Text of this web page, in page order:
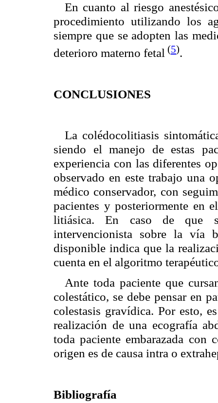
En cuanto al riesgo
procedimiento utilizando los
siempre que se adopten las
deterioro materno fetal (5).
CONCLUSIONES
La colédocolitiasis
siendo el manejo de estas
experiencia con las diferentes
observado en este trabajo una
médico conservador, con
pacientes y posteriormente en
litiásica. En caso de que
intervencionista sobre la vía
disponible indica que la
cuenta en el algoritmo
Ante toda paciente que
colestático, se debe pensar en
colestasis gravídica. Por esto,
realización de una ecografía
toda paciente embarazada con
origen es de causa intra o
Bibliografía